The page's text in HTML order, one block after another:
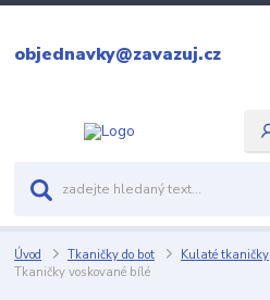
objednavky@zavazuj.cz
Úvod Tkaničky do bot Kulaté tkaničky
Tkaničky voskované bílé